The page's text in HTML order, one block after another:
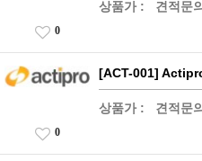
상품가 : 견적문의
0
[ACT-001]
상품가 : 견적문의
0